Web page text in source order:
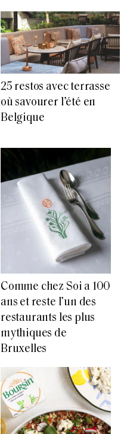
25 restos avec terrasse
où savourer l’été en
Belgique
Comme chez Soi a 100
ans et reste l’un des
restaurants les plus
mythiques de
Bruxelles